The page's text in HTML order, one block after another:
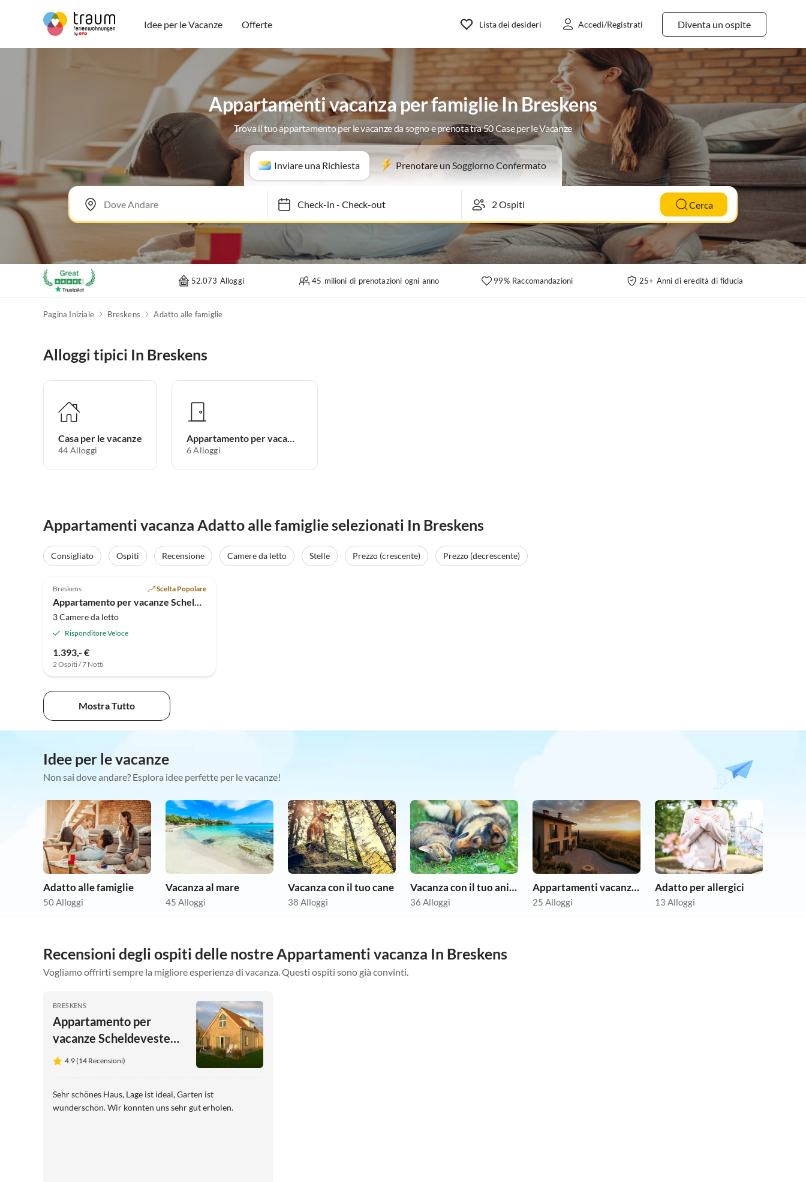
Idee per le Vacanze Offerte Diventa un ospite
Lista dei desideri Accedi/Registrati
Appartamenti vacanza per famiglie In Breskens
Trova il tuo appartamento per le vacanze da sogno e prenota tra 50 Case per le Vacanze
Inviare una Richiesta Prenotare un Soggiorno Confermato
Check-in- Check-out Cerca
52.073 Alloggi 45 milioni di prenotazioni ogni anno 99% Raccomandazioni 25+ Anni di eredità di fiducia
Pagina Iniziale Breskens Adatto alle famiglie
Alloggi tipici In Breskens
Casa per le vacanze
44 Alloggi
Appartamento per vacanze
6 Alloggi
Appartamenti vacanza Adatto alle famiglie selezionati In Breskens
Consigliato Ospiti Recensione Camere da letto Stelle Prezzo (crescente)
Prezzo (decrescente)
Breskens Scelta Popolare
Appartamento per vacanze Scheldeveste 15
3 Camere da letto
Risponditore Veloce
1.393,- €
2 Ospiti / 7 Notti
Mostra Tutto
Idee per le vacanze
Non sai dove andare? Esplora idee perfette per le vacanze!
Adatto alle famiglie
50 Alloggi
Vacanza al mare
45 Alloggi
Vacanza con il tuo cane
38 Alloggi
Vacanza con il tuo animale domestico
36 Alloggi
Appartamenti vacanze economici
25 Alloggi
Adatto per allergici
13 Alloggi
Recensioni degli ospiti delle nostre Appartamenti vacanza In Breskens
Vogliamo offrirti sempre la migliore esperienza di vacanza. Questi ospiti sono già convinti.
BRESKENS
Appartamento per
vacanze Scheldeveste
15 4.9 (14 Recensioni)
Sehr schönes Haus, Lage ist ideal, Garten ist
wunderschön. Wir konnten uns sehr gut erholen.